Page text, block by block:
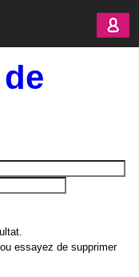
essayez de supprimer